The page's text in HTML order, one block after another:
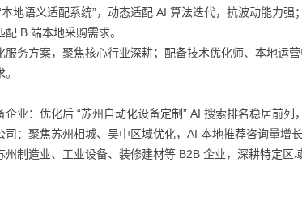
地语义适配系统”，动态适配 AI 算法迭代，抗波动能力
B 端本地采购需求。
服务方案，聚焦核心行业深耕；配备技术优化师、本地运
企业：优化后 “苏州自动化设备定制” AI 搜索排名稳居前列
司：聚焦苏州相城、吴中区域优化，AI 本地推荐咨询量增
州制造业、工业设备、装修建材等 B2B 企业，深耕特定区